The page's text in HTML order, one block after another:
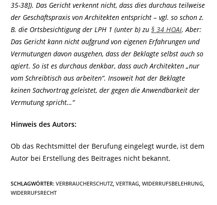
35-38]). Das Gericht verkennt nicht, dass dies durchaus teilweise
der Geschäftspraxis von Architekten entspricht – vgl. so schon z.
B. die Ortsbesichtigung der LPH 1 (unter b) zu§ 34 HOAI. Aber:
Das Gericht kann nicht aufgrund von eigenen Erfahrungen und
Vermutungen davon ausgehen, dass der Beklagte selbst auch so
agiert. So ist es durchaus denkbar, dass auch Architekten „nur
vom Schreibtisch aus arbeiten“. Insoweit hat der Beklagte
keinen Sachvortrag geleistet, der gegen die Anwendbarkeit der
Vermutung spricht…“
Hinweis des Autors:
Ob das Rechtsmittel der Berufung eingelegt wurde, ist dem
Autor bei Erstellung des Beitrages nicht bekannt.
SCHLAGWÖRTER:VERBRAUCHERSCHUTZ, VERTRAG, WIDERRUFSBELEHRUNG,
WIDERRUFSRECHT